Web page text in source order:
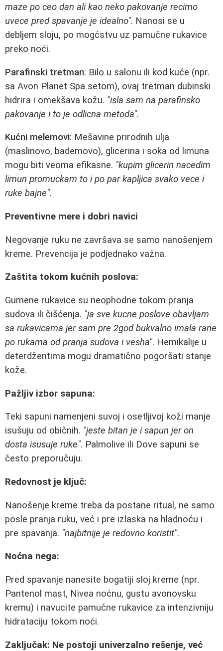
maze po ceo dan ali kao neko pakovanje recimo
uvece pred spavanje je idealno". Nanosi se u
debljem sloju, po mogćstvu uz pamučne rukavice
preko noći.
Parafinski tretman: Bilo u salonu ili kod kuće (npr.
sa Avon Planet Spa setom), ovaj tretman dubinski
hidrira i omekšava kožu. "isla sam na parafinsko
pakovanje i to je odlicna metoda".
Kućni melemovi: Mešavine prirodnih ulja
(maslinovo, bademovo), glicerina i soka od limuna
mogu biti veoma efikasne. "kupim glicerin nacedim
limun promuckam to i po par kapljica svako vece i
ruke bajne".
Preventivne mere i dobri navici
Negovanje ruku ne završava se samo nanošenjem
kreme. Prevencija je podjednako važna.
Zaštita tokom kućnih poslova:
Gumene rukavice su neophodne tokom pranja
sudova ili čišćenja. "ja sve kucne poslove obavljam
sa rukavicama jer sam pre 2god bukvalno imala rane
po rukama od pranja sudova i vesha". Hemikalije u
deterdžentima mogu dramatično pogoršati stanje
kože.
Pažljiv izbor sapuna:
Teki sapuni namenjeni suvoj i osetljivoj koži manje
isušuju od običnih. "jeste bitan je i sapun jer on
dosta isusuje ruke". Palmolive ili Dove sapuni se
često preporučuju.
Redovnost je ključ:
Nanošenje kreme treba da postane ritual, ne samo
posle pranja ruku, već i pre izlaska na hladnoću i
pre spavanja. "najbitnije je redovno koristit".
Noćna negа:
Pred spavanje nanesite bogatiji sloj kreme (npr.
Pantenol mast, Nivea noćnu, gustu avonovsku
kremu) i navucite pamučne rukavice za intenzivniju
hidrataciju tokom noći.
Zaključak: Ne postoji univerzalno rešenje, već